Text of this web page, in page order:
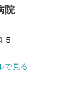
院
５
で見る